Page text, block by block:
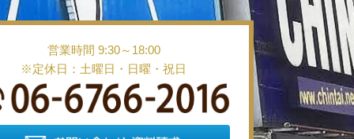
営業時間 9:30～18:00
※定休日：土曜日・日曜・祝日